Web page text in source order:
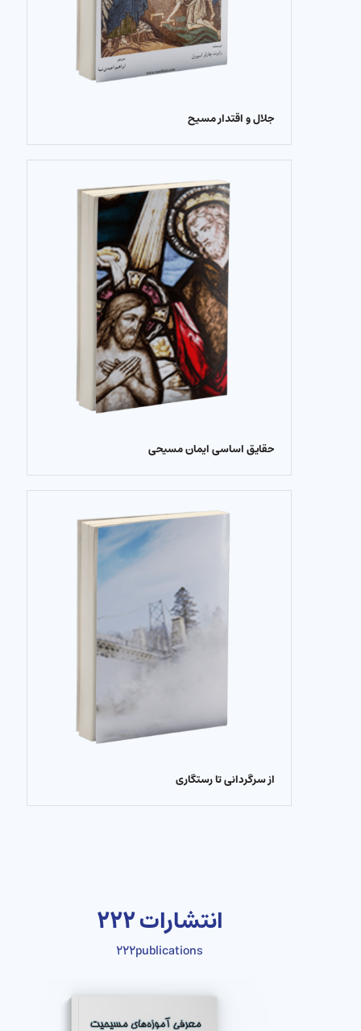
جلال و اقتدار مسیح
حقایق اساسی ایمان مسیحی
از سرگردانی تا رستگاری
انتشارات ۲۲۲
۲۲۲publications